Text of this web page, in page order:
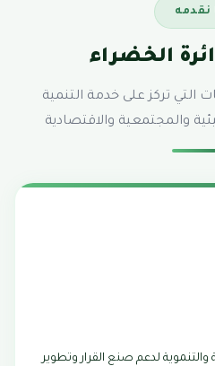
نقدمه
الخضراء
تركز على خدمة التنمية
والمجتمعية والاقتصادية
والتنموية لدعم صنع القرار وتطوير